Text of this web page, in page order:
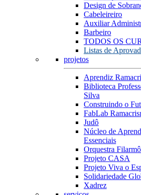
Design de
Cabeleireiro
Auxiliar
Barbeiro
TODOS OS
Listas de
projetos
Aprendiz
Biblioteca
Silva
Construindo o
FabLab
Judô
Núcleo de
Essenciais
Orquestra
Projeto CASA
Projeto Viva o
Solidariedade
Xadrez